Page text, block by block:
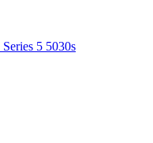
5 5030s